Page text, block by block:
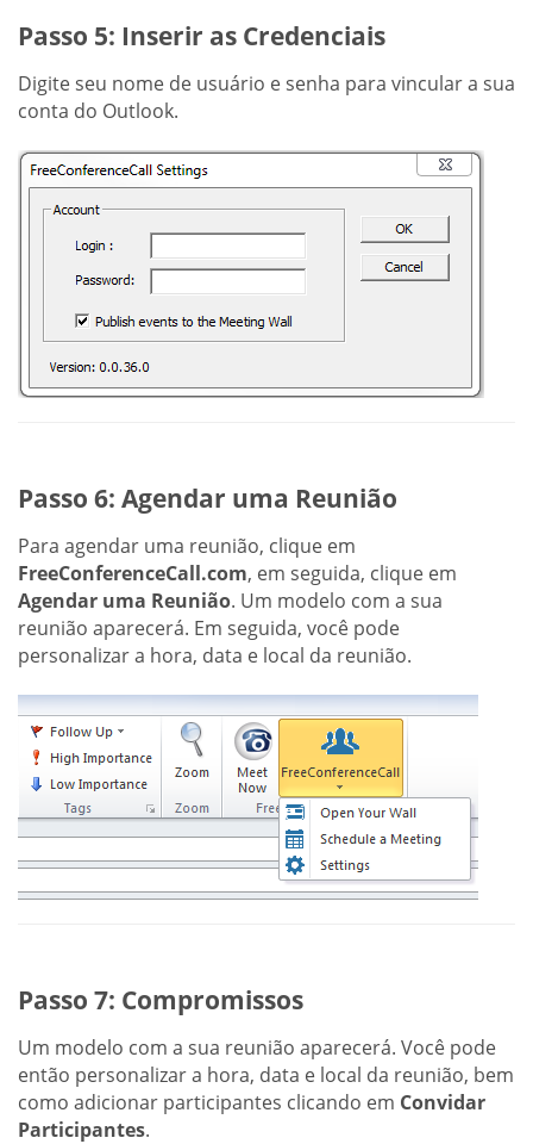
Passo 5: Inserir as Credenciais
Digite seu nome de usuário e senha para vincular a sua
conta do Outlook.
Passo 6: Agendar uma Reunião
Para agendar uma reunião, clique em
FreeConferenceCall.com, em seguida, clique em
Agendar uma Reunião. Um modelo com a sua
reunião aparecerá. Em seguida, você pode
personalizar a hora, data e local da reunião.
Passo 7: Compromissos
Um modelo com a sua reunião aparecerá. Você pode
então personalizar a hora, data e local da reunião, bem
como adicionar participantes clicando em Convidar
Participantes.